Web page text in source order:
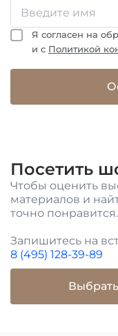
Я согласен на
и с Политикой
Посетить
Чтобы оценить
материалов и
точно понравится.
Запишитесь на
8 (495) 128-39-89